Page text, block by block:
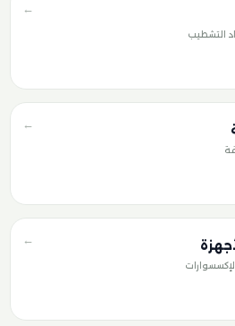
التشطيب
←
←
←